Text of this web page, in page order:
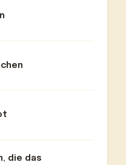
die das